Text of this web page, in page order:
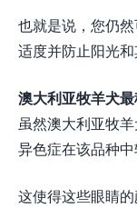
也就是说，您仍
适度并防止阳光
澳大利亚牧羊犬
虽然澳大利亚牧
异色症在该品种中
这使得这些眼睛